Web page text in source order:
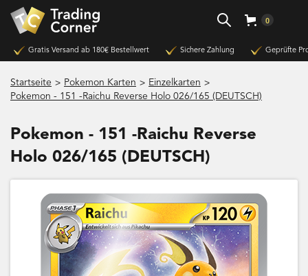
0
Gratis Versand ab 180€ Bestellwert Sichere Zahlung Geprüfte
Startseite > Pokemon Karten > Einzelkarten >
Pokemon - 151 -Raichu Reverse Holo 026/165 (DEUTSCH)
Pokemon - 151 -Raichu Reverse
Holo 026/165 (DEUTSCH)